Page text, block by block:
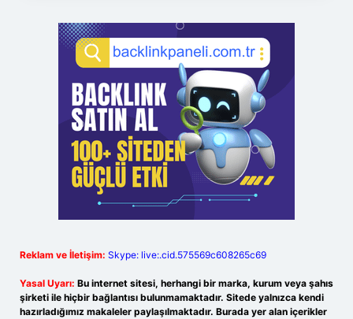
Reklam ve İletişim: Skype: live:.cid.575569c608265c69
Yasal Uyarı: Bu internet sitesi, herhangi bir marka, kurum veya şahıs
şirketi ile hiçbir bağlantısı bulunmamaktadır. Sitede yalnızca kendi
hazırladığımız makaleler paylaşılmaktadır. Burada yer alan içerikler